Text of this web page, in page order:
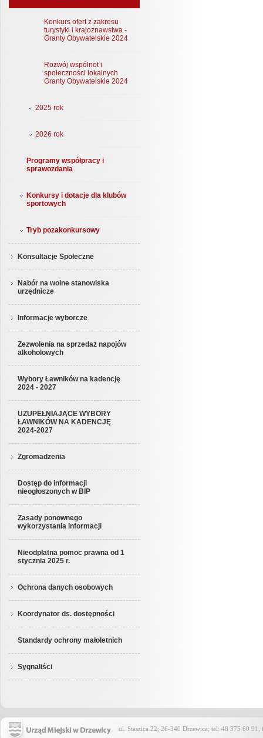
Konkurs ofert z zakresu
turystyki i krajoznawstwa -
Granty Obywatelskie 2024
Rozwój wspólnot i
społeczności lokalnych
Granty Obywatelskie 2024
2025 rok
2026 rok
Programy współpracy i
sprawozdania
Konkursy i dotacje dla klubów
sportowych
Tryb pozakonkursowy
Konsultacje Społeczne
Nabór na wolne stanowiska
urzędnicze
Informacje wyborcze
Zezwolenia na sprzedaż napojów
alkoholowych
Wybory Ławników na kadencję
2024 - 2027
UZUPEŁNIAJĄCE WYBORY
ŁAWNIKÓW NA KADENCJĘ
2024-2027
Zgromadzenia
Dostęp do informacji
nieogłoszonych w BIP
Zasady ponownego
wykorzystania informacji
Nieodpłatna pomoc prawna od 1
stycznia 2025 r.
Ochrona danych osobowych
Koordynator ds. dostępności
Standardy ochrony małoletnich
Sygnaliści
ul. Staszica 22; 26-340 Drzewica; tel: 48 375 60